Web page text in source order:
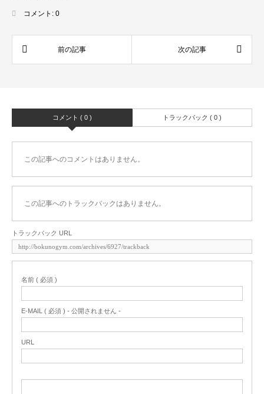
コメント: 0
コメント ( 0 ) トラックバック ( 0 )
この記事へのコメントはありません。
この記事へのトラックバックはありません。
トラックバック URL
名前 ( 必須 )
E-MAIL ( 必須 ) - 公開されません -
URL